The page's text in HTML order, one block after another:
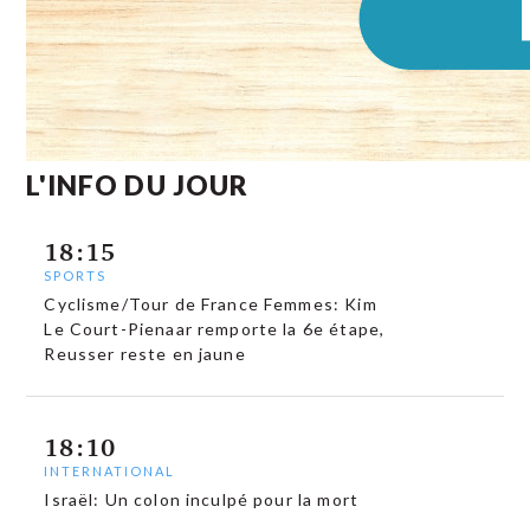
L'INFO DU JOUR
18:15
SPORTS
Cyclisme/Tour de France Femmes: Kim
Le Court-Pienaar remporte la 6e étape,
Reusser reste en jaune
18:10
INTERNATIONAL
Israël: Un colon inculpé pour la mort